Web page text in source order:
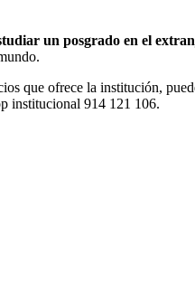
un posgrado en el
que ofrece la institución,
institucional 914 121 106.